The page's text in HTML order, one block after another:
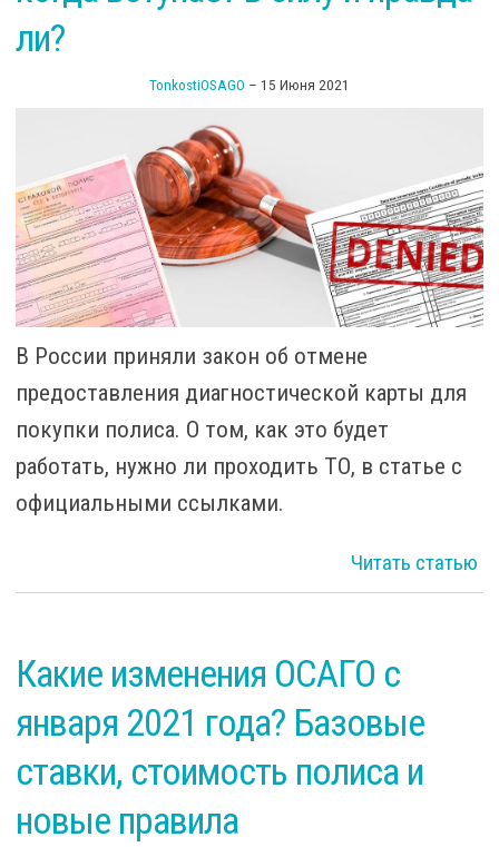
ли?
TonkostiOSAGO – 15 Июня 2021
В России приняли закон об отмене
предоставления диагностической карты для
покупки полиса. О том, как это будет
работать, нужно ли проходить ТО, в статье с
официальными ссылками.
Читать статью
Какие изменения ОСАГО с
января 2021 года? Базовые
ставки, стоимость полиса и
новые правила